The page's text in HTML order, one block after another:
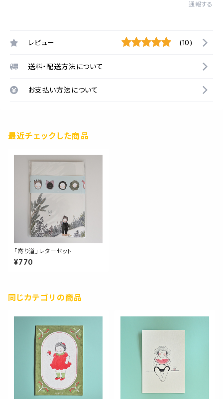
通報する
レビュー (10)
送料・配送方法について
お支払い方法について
最近チェックした商品
「寄り道」レターセット
¥770
同じカテゴリの商品